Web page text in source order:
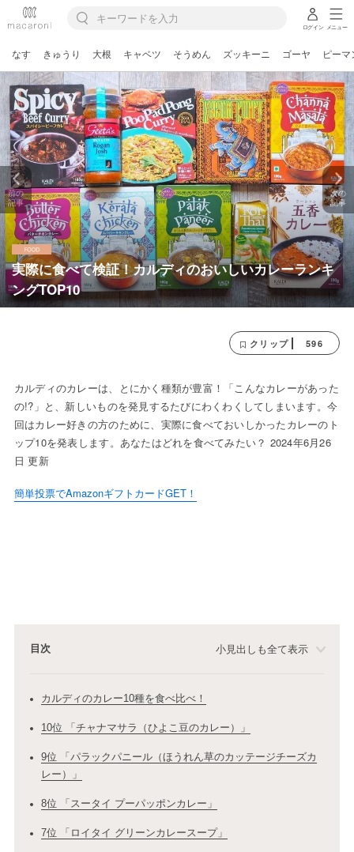
ログイン メニュー
なす きゅうり 大根 キャベツ そうめん ズッキーニ ゴーヤ ピーマ
実際に食べて検証！カルディのおいしいカレーランキ
ングTOP10
前の
記事
次の
記事
クリップ 596
カルディのカレーは、とにかく種類が豊富！「こんなカレーがあった
の!?」と、新しいものを発見するたびにわくわくしてしまいます。今
回はカレー好きの方のために、実際に食べておいしかったカレーのト
ップ10を発表します。あなたはどれを食べてみたい？ 2024年6月26
日 更新
簡単投票でAmazonギフトカードGET！
目次 小見出しも全て表示
カルディのカレー10種を食べ比べ！
10位 「チャナマサラ（ひよこ豆のカレー）」
9位 「パラックパニール（ほうれん草のカッテージチーズカ
レー）」
8位 「スータイ プーパッポンカレー」
7位 「ロイタイ グリーンカレースープ」